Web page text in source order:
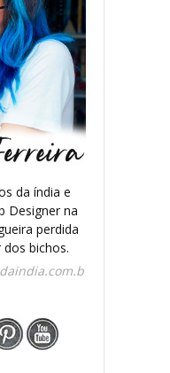
da índia e
Designer na
perdida
bichos.